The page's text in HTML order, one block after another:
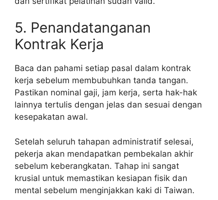
5. Penandatanganan
Kontrak Kerja
Baca dan pahami setiap pasal dalam kontrak
kerja sebelum membubuhkan tanda tangan.
Pastikan nominal gaji, jam kerja, serta hak-hak
lainnya tertulis dengan jelas dan sesuai dengan
kesepakatan awal.
Setelah seluruh tahapan administratif selesai,
pekerja akan mendapatkan pembekalan akhir
sebelum keberangkatan. Tahap ini sangat
krusial untuk memastikan kesiapan fisik dan
mental sebelum menginjakkan kaki di Taiwan.